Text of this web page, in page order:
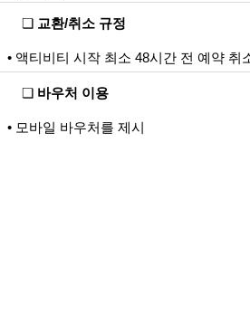
❏ 교환/취소 규정
• 액티비티 시작 최소 48시간 전 예약 취
❏ 바우처 이용
• 모바일 바우처를 제시